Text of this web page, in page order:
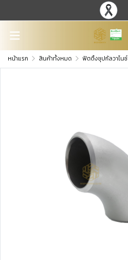
หน้าแรก สินค้าทั้งหมด ฟิตติ้งชุปกัลวาไนซ์